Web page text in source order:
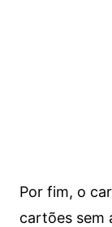
Por fim, o
cartões sem